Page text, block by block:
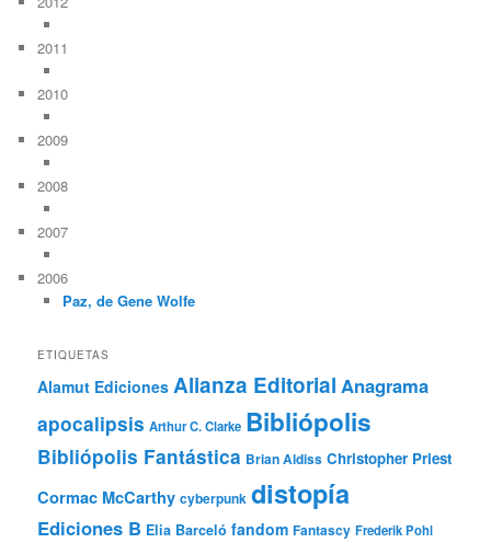
2011
2010
2009
2008
2007
2006
Paz, de Gene Wolfe
ETIQUETAS
Alamut Ediciones Alianza Editorial Anagrama
apocalipsis Arthur C. Clarke Bibliópolis
Bibliópolis Fantástica Brian Aldiss Christopher Priest
Cormac McCarthy cyberpunk distopía
Ediciones B Elia Barceló fandom Fantascy Frederik Pohl